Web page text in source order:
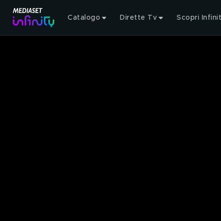
Catalogo Dirette Tv Scopri